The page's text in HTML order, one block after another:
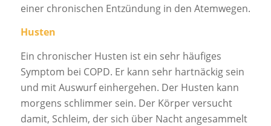
einer chronischen Entzündung in den Atemwegen.
Husten
Ein chronischer Husten ist ein sehr häufiges
Symptom bei COPD. Er kann sehr hartnäckig sein
und mit Auswurf einhergehen. Der Husten kann
morgens schlimmer sein. Der Körper versucht
damit, Schleim, der sich über Nacht angesammelt